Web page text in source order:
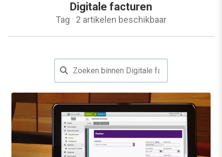
Digitale facturen
Tag · 2 artikelen beschikbaar